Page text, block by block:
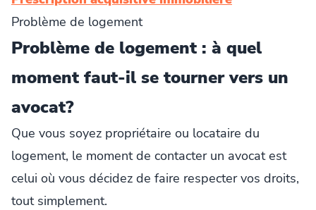
Problème de logement
Problème de logement : à quel
moment faut-il se tourner vers un
avocat?
Que vous soyez propriétaire ou locataire du
logement, le moment de contacter un avocat est
celui où vous décidez de faire respecter vos droits,
tout simplement.